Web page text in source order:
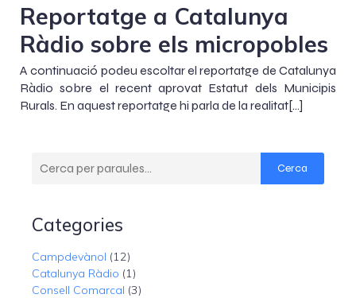
Reportatge a Catalunya
Ràdio sobre els micropobles
A continuació podeu escoltar el reportatge de Catalunya
Ràdio sobre el recent aprovat Estatut dels Municipis
Rurals. En aquest reportatge hi parla de la realitat[…]
Cerca
Categories
Campdevànol (12)
Catalunya Ràdio (1)
Consell Comarcal (3)